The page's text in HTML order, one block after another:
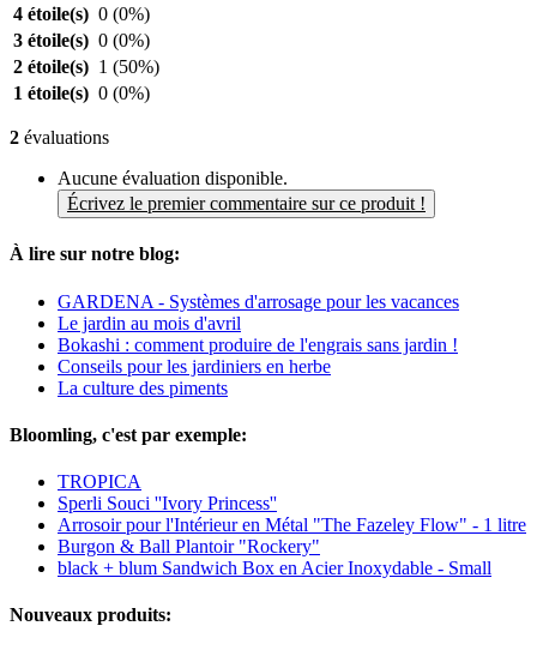
4 étoile(s) 0 (0%)
3 étoile(s) 0 (0%)
2 étoile(s) 1 (50%)
1 étoile(s) 0 (0%)
2 évaluations
Aucune évaluation disponible.
Écrivez le premier commentaire sur ce produit !
À lire sur notre blog:
GARDENA - Systèmes d'arrosage pour les vacances
Le jardin au mois d'avril
Bokashi : comment produire de l'engrais sans jardin !
Conseils pour les jardiniers en herbe
La culture des piments
Bloomling, c'est par exemple:
TROPICA
Sperli Souci ''Ivory Princess''
Arrosoir pour l'Intérieur en Métal "The Fazeley Flow" - 1 litre
Burgon & Ball Plantoir "Rockery"
black + blum Sandwich Box en Acier Inoxydable - Small
Nouveaux produits: